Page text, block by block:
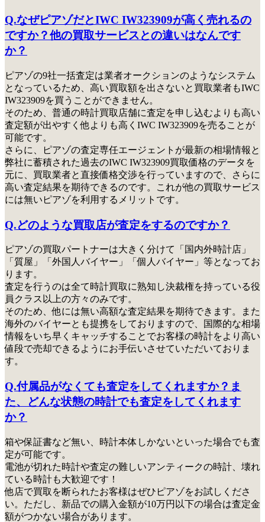
Q.なぜピアゾだとIWC IW323909が高く売れるの
ですか？他の買取サービスとの違いはなんです
か？
ピアゾの9社一括査定は業者オークションのようなシステム
となっているため、高い買取額を出さないと買取業者もIWC
IW323909を買うことができません。
そのため、普通の時計買取店舗に査定を申し込むよりも高い
査定額が出やすく他よりも高くIWC IW323909を売ることが
可能です。
さらに、ピアゾの査定専任エージェントが最新の相場情報と
弊社に蓄積された過去のIWC IW323909買取価格のデータを
元に、買取業者と直接価格交渉を行っていますので、さらに
高い査定結果を期待できるのです。これが他の買取サービス
には無いピアゾを利用するメリットです。
Q.どのような買取店が査定をするのですか？
ピアゾの買取パートナーは大きく分けて「国内外時計店」
「質屋」「外国人バイヤー」「個人バイヤー」等となってお
ります。
査定を行うのは全て時計買取に熟知し決裁権を持っている役
員クラス以上の方々のみです。
そのため、他には無い高額な査定結果を期待できます。また
海外のバイヤーとも提携をしておりますので、国際的な相場
情報をいち早くキャッチすることでお客様の時計をより高い
値段で売却できるようにお手伝いさせていただいておりま
す。
Q.付属品がなくても査定をしてくれますか？ま
た、どんな状態の時計でも査定をしてくれます
か？
箱や保証書など無い、時計本体しかないといった場合でも査
定が可能です。
電池が切れた時計や査定の難しいアンティークの時計、壊れ
ている時計も大歓迎です！
他店で買取を断られたお客様はぜひピアゾをお試しくださ
い。ただし、新品での購入金額が10万円以下の場合は査定金
額がつかない場合があります。